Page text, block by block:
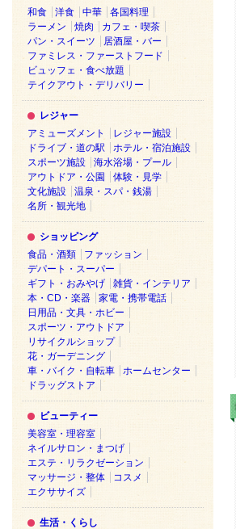
和食
洋食 中華
各国料理
ラーメン
焼肉
カフェ・喫茶
パン・スイーツ
居酒屋・バー
ファミレス・ファーストフード
ビュッフェ・食べ放題
テイクアウト・デリバリー
レジャー
アミューズメント
レジャー施設
ドライブ・道の駅
ホテル・宿泊施設
スポーツ施設
海水浴場・プール
アウトドア・公園
体験・見学
文化施設
温泉・スパ・銭湯
名所・観光地
ショッピング
食品・酒類
ファッション
デパート・スーパー
ギフト・おみやげ
雑貨・インテリア
本・CD・楽器
家電・携帯電話
日用品・文具・ホビー
スポーツ・アウトドア
リサイクルショップ
花・ガーデニング
車・バイク・自転車
ホームセンター
ドラッグストア
ビューティー
美容室・理容室
ネイルサロン・まつげ
エステ・リラクゼーション
マッサージ・整体
コスメ
エクササイズ
生活・くらし